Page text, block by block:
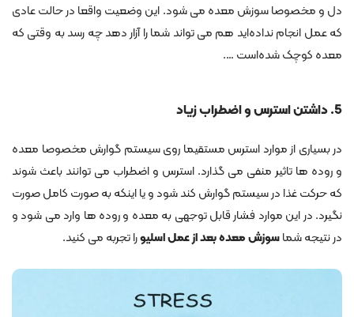
دل و مخصوصا سوزش معده می شود. این وضعیت واقعا در حالت عادی
که عمل انجام نداده‌اید هم می تواند شما را آزار دهد چه رسد به وقتی که
معده کوچک شده‌است ….
5. داشتن استرس و اضطراب زیاد
در بسیاری از موارد استرس مستقیما روی سیستم گوارش مخصوصا معده
و روده ها تاثیر منفی می گذارد. استرس و اضطراب می توانند باعث شوند
که حرکت غذا در سیستم گوارش کند شود و یا اینکه به صورت کامل صورت
نگیرد. در این موارد فشار قابل توجهی به معده و روده ها وارد می شود و
در نتیجه شماسوزش معده بعد از عمل اسلیورا تجربه می کنید.